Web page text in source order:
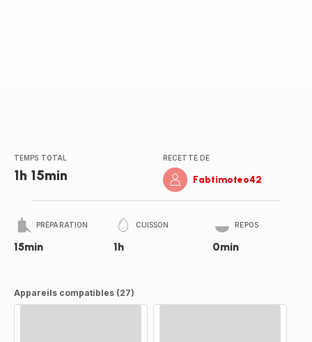
TEMPS TOTAL
1h 15min
RECETTE DE
Fabtimoteo42
PRÉPARATION
15min
CUISSON
1h
REPOS
0min
Appareils compatibles (27)